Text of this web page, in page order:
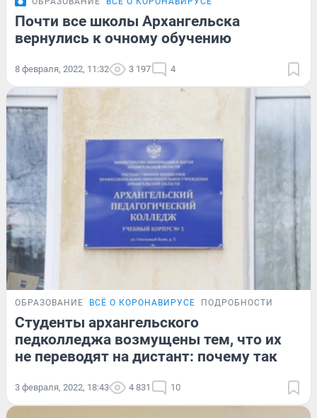
Почти все школы Архангельска
вернулись к очному обучению
8 февраля, 2022, 11:32 3 197 4
ОБРАЗОВАНИЕ ВСЁ О КОРОНАВИРУСЕ ПОДРОБНОСТИ
Студенты архангельского
педколледжа возмущены тем, что их
не переводят на дистант: почему так
3 февраля, 2022, 18:43 4 831 10